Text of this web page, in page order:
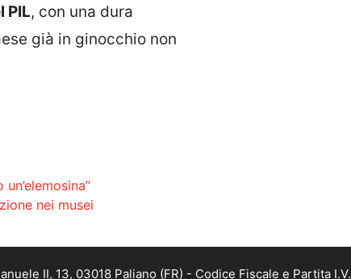
PIL, con una dura
già in ginocchio non
nei musei
II, 13, 03018 Paliano (FR) - Codice Fiscale e Partita